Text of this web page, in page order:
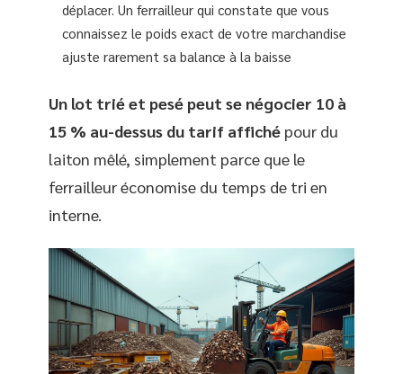
déplacer. Un ferrailleur qui constate que vous
connaissez le poids exact de votre marchandise
ajuste rarement sa balance à la baisse
Un lot trié et pesé peut se négocier 10 à
15 % au-dessus du tarif affiché pour du
laiton mêlé, simplement parce que le
ferrailleur économise du temps de tri en
interne.